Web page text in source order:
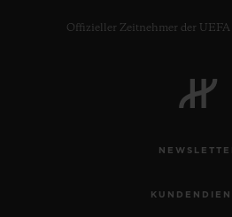
Offizieller Zeitnehmer der